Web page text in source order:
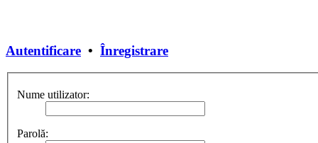
Autentificare • Înregistrare
Nume utilizator:
Parolă: